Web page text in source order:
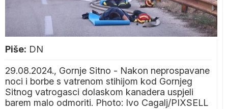
Piše: DN
29.08.2024., Gornje Sitno - Nakon neprospavane
noci i borbe s vatrenom stihijom kod Gornjeg
Sitnog vatrogasci dolaskom kanadera uspjeli
barem malo odmoriti. Photo: Ivo Cagalj/PIXSELL